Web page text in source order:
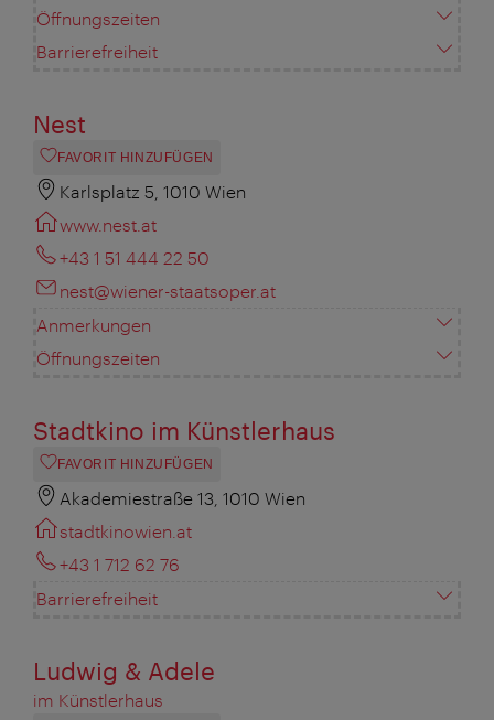
Öffnungszeiten
Barrierefreiheit
Nest
FAVORIT HINZUFÜGEN
Karlsplatz 5, 1010 Wien
www.nest.at
+43 1 51 444 22 50
nest@wiener-staatsoper.at
Anmerkungen
Öffnungszeiten
Stadtkino im Künstlerhaus
FAVORIT HINZUFÜGEN
Akademiestraße 13, 1010 Wien
stadtkinowien.at
+43 1 712 62 76
Barrierefreiheit
Ludwig & Adele
im Künstlerhaus